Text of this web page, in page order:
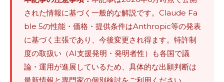
された情報に基づく一般的な解説です。Claude Fa
ble 5の性能・価格・提供条件はAnthropic等の発表
に基づく主張であり、今後変更され得ます。特許制
度の取扱い（AI支援発明・発明者性）も各国で議
論・運用が進展しているため、具体的な出願判断は